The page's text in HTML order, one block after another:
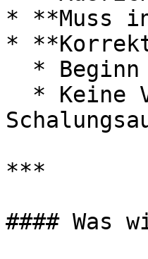
* **Muss
*
***
#### Was